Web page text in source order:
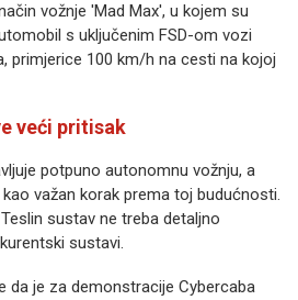
vožnje 'Mad Max', u kojem su
s uključenim FSD-om vozi
primjerice 100 km/h na cesti na kojoj
veći pritisak
potpuno autonomnu vožnju, a
važan korak prema toj budućnosti.
sustav ne treba detaljno
sustavi.
da je za demonstracije Cybercaba